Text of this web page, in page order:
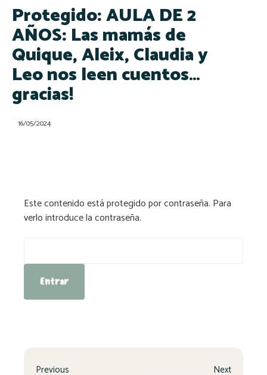
Protegido: AULA DE 2
AÑOS: Las mamás de
Quique, Aleix, Claudia y
Leo nos leen cuentos…
gracias!
16/05/2024
Este contenido está protegido por contraseña. Para
verlo introduce la contraseña.
Previous
Next